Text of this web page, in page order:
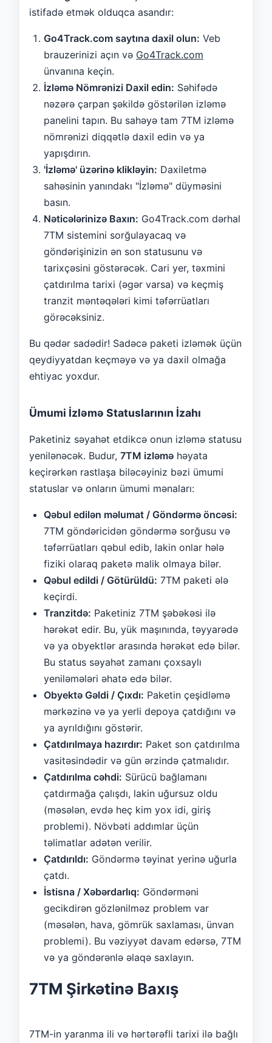
istifadə etmək olduqca asandır:
Go4Track.com saytına daxil olun: Veb
brauzerinizi açın və Go4Track.com
ünvanına keçin.
İzləmə Nömrənizi Daxil edin: Səhifədə
nəzərə çarpan şəkildə göstərilən izləmə
panelini tapın. Bu sahəyə tam 7TM izləmə
nömrənizi diqqətlə daxil edin və ya
yapışdırın.
'İzləmə' üzərinə klikləyin: Daxiletmə
sahəsinin yanındakı "İzləmə" düyməsini
basın.
Nəticələrinizə Baxın: Go4Track.com dərhal
7TM sistemini sorğulayacaq və
göndərişinizin ən son statusunu və
tarixçəsini göstərəcək. Cari yer, təxmini
çatdırılma tarixi (əgər varsa) və keçmiş
tranzit məntəqələri kimi təfərrüatları
görəcəksiniz.
Bu qədər sadədir! Sadəcə paketi izləmək üçün
qeydiyyatdan keçməyə və ya daxil olmağa
ehtiyac yoxdur.
Ümumi İzləmə Statuslarının İzahı
Paketiniz səyahət etdikcə onun izləmə statusu
yenilənəcək. Budur, 7TM izləmə həyata
keçirərkən rastlaşa biləcəyiniz bəzi ümumi
statuslar və onların ümumi mənaları:
Qəbul edilən məlumat / Göndərmə öncəsi:
7TM göndəricidən göndərmə sorğusu və
təfərrüatları qəbul edib, lakin onlar hələ
fiziki olaraq paketə malik olmaya bilər.
Qəbul edildi / Götürüldü: 7TM paketi ələ
keçirdi.
Tranzitdə: Paketiniz 7TM şəbəkəsi ilə
hərəkət edir. Bu, yük maşınında, təyyarədə
və ya obyektlər arasında hərəkət edə bilər.
Bu status səyahət zamanı çoxsaylı
yeniləmələri əhatə edə bilər.
Obyektə Gəldi / Çıxdı: Paketin çeşidləmə
mərkəzinə və ya yerli depoya çatdığını və
ya ayrıldığını göstərir.
Çatdırılmaya hazırdır: Paket son çatdırılma
vasitəsindədir və gün ərzində çatmalıdır.
Çatdırılma cəhdi: Sürücü bağlamanı
çatdırmağa çalışdı, lakin uğursuz oldu
(məsələn, evdə heç kim yox idi, giriş
problemi). Növbəti addımlar üçün
təlimatlar adətən verilir.
Çatdırıldı: Göndərmə təyinat yerinə uğurla
çatdı.
İstisna / Xəbərdarlıq: Göndərməni
gecikdirən gözlənilməz problem var
(məsələn, hava, gömrük saxlaması, ünvan
problemi). Bu vəziyyət davam edərsə, 7TM
və ya göndərənlə əlaqə saxlayın.
7TM Şirkətinə Baxış
7TM-in yaranma ili və hərtərəfli tarixi ilə bağlı